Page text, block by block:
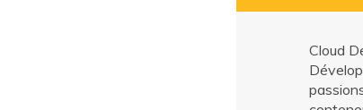
Cloud